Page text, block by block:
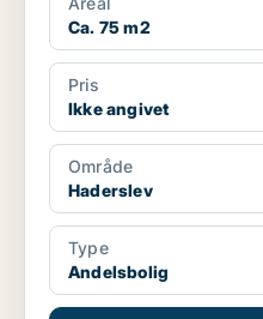
Ca. 75 m2
Pris
Ikke angivet
Område
Haderslev
Type
Andelsbolig